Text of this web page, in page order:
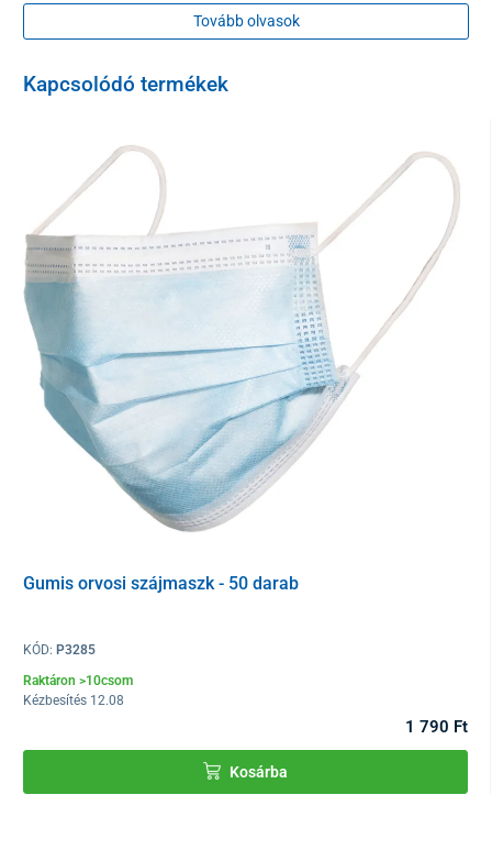
>99%-ra értékelték.
utasítást, hogy elkerülje az érvénytelen eredményeket. In vitro
önteszthez, csak diagnosztikai használatra.
1x tesztcsík
1x betegtájékoztató
Tovább olvasok
Kapcsolódó termékek
Gumis orvosi szájmaszk - 50 darab
KÓD: P3285
Raktáron >10csom
Kézbesítés 12.08
1 790 Ft
Kosárba